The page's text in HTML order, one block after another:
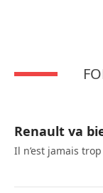
Renault va
Il n’est jamais